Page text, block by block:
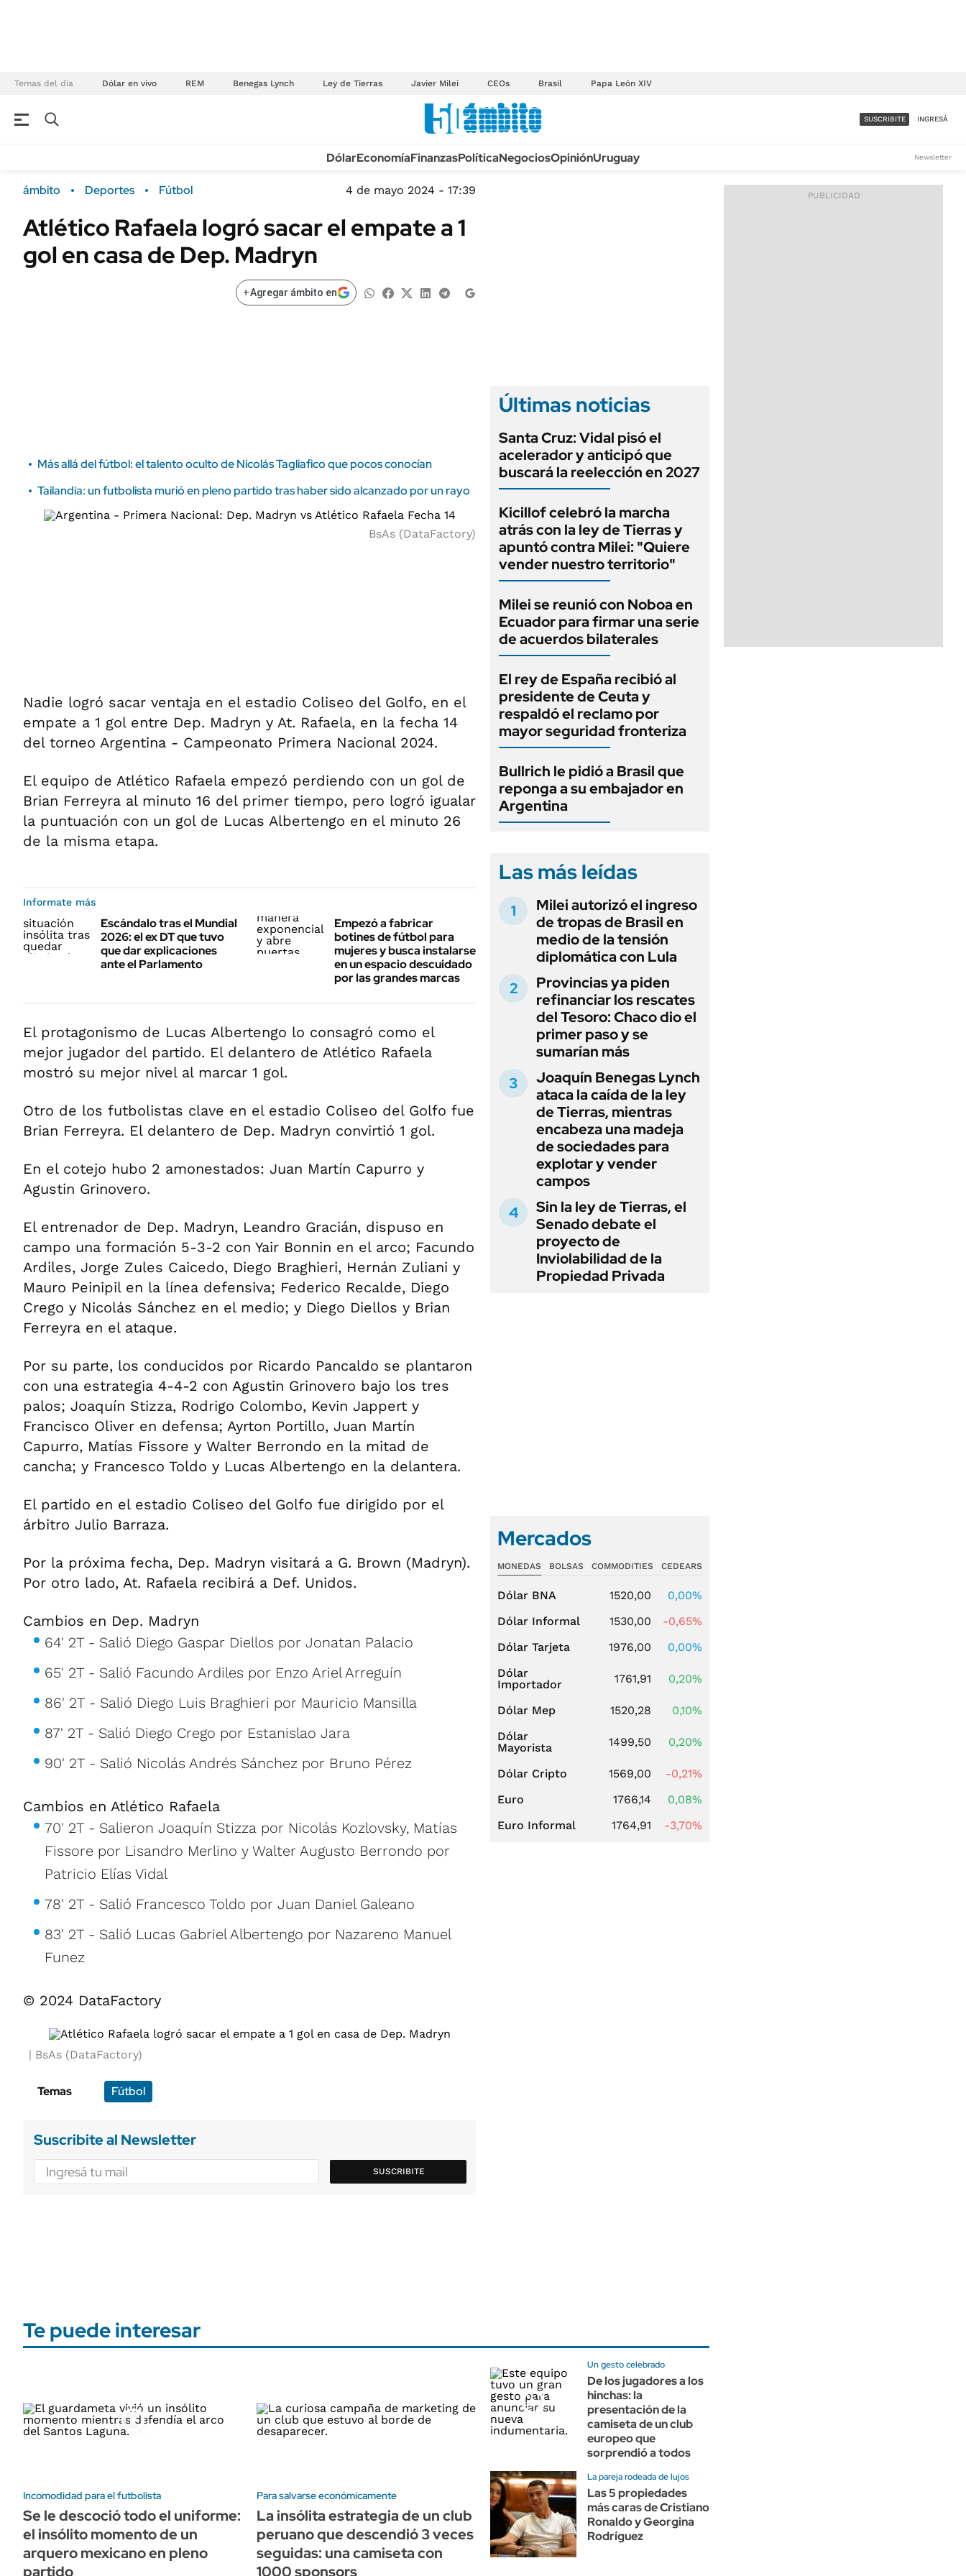
Temas del día Dólar en vivo REM Benegas Lynch Ley de Tierras Javier Milei CEOs Brasil Papa León XIV
Campo
FINANZAS
Sustentabilidad
ENERGY REPORT
POLÍTICA
TECNOLOGÍA
MÉXICO
MUNDO
ACCESO FULL - $1.800/MES
SUSCRIBITE INGRESÁ
DólarEconomíaFinanzasPolíticaNegociosOpiniónUruguay Newsletter
ámbito Deportes Fútbol 4 de mayo 2024 - 17:39
Atlético Rafaela logró sacar el empate a 1
gol en casa de Dep. Madryn
+Agregar ámbito en
Más allá del fútbol: el talento oculto de Nicolás Tagliafico que pocos conocían
Tailandia: un futbolista murió en pleno partido tras haber sido alcanzado por un rayo
BsAs (DataFactory)
Nadie logró sacar ventaja en el estadio Coliseo del Golfo, en el
empate a 1 gol entre Dep. Madryn y At. Rafaela, en la fecha 14
del torneo Argentina - Campeonato Primera Nacional 2024.
El equipo de Atlético Rafaela empezó perdiendo con un gol de
Brian Ferreyra al minuto 16 del primer tiempo, pero logró igualar
la puntuación con un gol de Lucas Albertengo en el minuto 26
de la misma etapa.
Informate más
Escándalo tras el Mundial
2026: el ex DT que tuvo
que dar explicaciones
ante el Parlamento
Empezó a fabricar
botines de fútbol para
mujeres y busca instalarse
en un espacio descuidado
por las grandes marcas
El protagonismo de Lucas Albertengo lo consagró como el
mejor jugador del partido. El delantero de Atlético Rafaela
mostró su mejor nivel al marcar 1 gol.
Otro de los futbolistas clave en el estadio Coliseo del Golfo fue
Brian Ferreyra. El delantero de Dep. Madryn convirtió 1 gol.
En el cotejo hubo 2 amonestados: Juan Martín Capurro y
Agustin Grinovero.
El entrenador de Dep. Madryn, Leandro Gracián, dispuso en
campo una formación 5-3-2 con Yair Bonnin en el arco; Facundo
Ardiles, Jorge Zules Caicedo, Diego Braghieri, Hernán Zuliani y
Mauro Peinipil en la línea defensiva; Federico Recalde, Diego
Crego y Nicolás Sánchez en el medio; y Diego Diellos y Brian
Ferreyra en el ataque.
Por su parte, los conducidos por Ricardo Pancaldo se plantaron
con una estrategia 4-4-2 con Agustin Grinovero bajo los tres
palos; Joaquín Stizza, Rodrigo Colombo, Kevin Jappert y
Francisco Oliver en defensa; Ayrton Portillo, Juan Martín
Capurro, Matías Fissore y Walter Berrondo en la mitad de
cancha; y Francesco Toldo y Lucas Albertengo en la delantera.
El partido en el estadio Coliseo del Golfo fue dirigido por el
árbitro Julio Barraza.
Por la próxima fecha, Dep. Madryn visitará a G. Brown (Madryn).
Por otro lado, At. Rafaela recibirá a Def. Unidos.
Cambios en Dep. Madryn
64' 2T - Salió Diego Gaspar Diellos por Jonatan Palacio
65' 2T - Salió Facundo Ardiles por Enzo Ariel Arreguín
86' 2T - Salió Diego Luis Braghieri por Mauricio Mansilla
87' 2T - Salió Diego Crego por Estanislao Jara
90' 2T - Salió Nicolás Andrés Sánchez por Bruno Pérez
Cambios en Atlético Rafaela
70' 2T - Salieron Joaquín Stizza por Nicolás Kozlovsky, Matías
Fissore por Lisandro Merlino y Walter Augusto Berrondo por
Patricio Elías Vidal
78' 2T - Salió Francesco Toldo por Juan Daniel Galeano
83' 2T - Salió Lucas Gabriel Albertengo por Nazareno Manuel
Funez
© 2024 DataFactory
BsAs (DataFactory)
Temas Fútbol
Suscribite al Newsletter
SUSCRIBITE
Últimas noticias
Santa Cruz: Vidal pisó el
acelerador y anticipó que
buscará la reelección en 2027
Kicillof celebró la marcha
atrás con la ley de Tierras y
apuntó contra Milei: "Quiere
vender nuestro territorio"
Milei se reunió con Noboa en
Ecuador para firmar una serie
de acuerdos bilaterales
El rey de España recibió al
presidente de Ceuta y
respaldó el reclamo por
mayor seguridad fronteriza
Bullrich le pidió a Brasil que
reponga a su embajador en
Argentina
Las más leídas
Milei autorizó el ingreso
de tropas de Brasil en
medio de la tensión
diplomática con Lula
Provincias ya piden
refinanciar los rescates
del Tesoro: Chaco dio el
primer paso y se
sumarían más
Joaquín Benegas Lynch
ataca la caída de la ley
de Tierras, mientras
encabeza una madeja
de sociedades para
explotar y vender
campos
Sin la ley de Tierras, el
Senado debate el
proyecto de
Inviolabilidad de la
Propiedad Privada
Mercados
MONEDAS BOLSAS COMMODITIES CEDEARS
Dólar BNA 1520,00
0,00%
Dólar Informal
1530,00
-0,65%
Dólar Tarjeta
1976,00
0,00%
Dólar
Importador
1761,91 0,20%
Dólar Mep 1520,28
0,10%
Dólar
Mayorista
1499,50 0,20%
Dólar Cripto 1569,00
-0,21%
Euro
1766,14
0,08%
Euro Informal
1764,91 -3,70%
Te puede interesar
Incomodidad para el futbolista
Se le descoció todo el uniforme:
el insólito momento de un
arquero mexicano en pleno
partido
Para salvarse económicamente
La insólita estrategia de un club
peruano que descendió 3 veces
seguidas: una camiseta con
1000 sponsors
Un gesto celebrado
De los jugadores a los
hinchas: la
presentación de la
camiseta de un club
europeo que
sorprendió a todos
La pareja rodeada de lujos
Las 5 propiedades
más caras de Cristiano
Ronaldo y Georgina
Rodríguez